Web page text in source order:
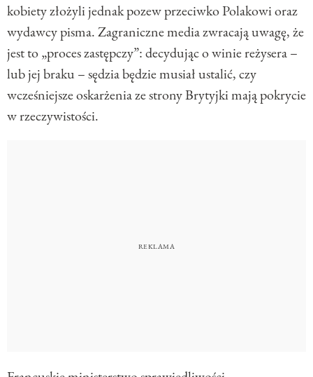
kobiety złożyli jednak pozew przeciwko Polakowi oraz
wydawcy pisma. Zagraniczne media zwracają uwagę, że
jest to „proces zastępczy”: decydując o winie reżysera –
lub jej braku – sędzia będzie musiał ustalić, czy
wcześniejsze oskarżenia ze strony Brytyjki mają pokrycie
w rzeczywistości.